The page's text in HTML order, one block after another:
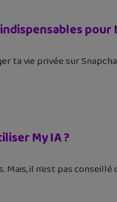
vie privée sur
My IA ?
Mais, il n'est pas